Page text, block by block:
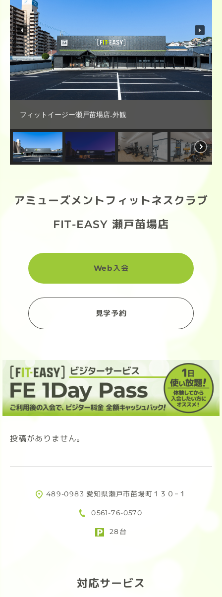
フィットイージー瀬戸苗場店₋外観
アミューズメントフィットネスクラブ
FIT-EASY 瀬戸苗場店
Web入会
見学予約
投稿がありません。
489-0983 愛知県瀬戸市苗場町１３０−１
0561-76-0570
28台
対応サービス